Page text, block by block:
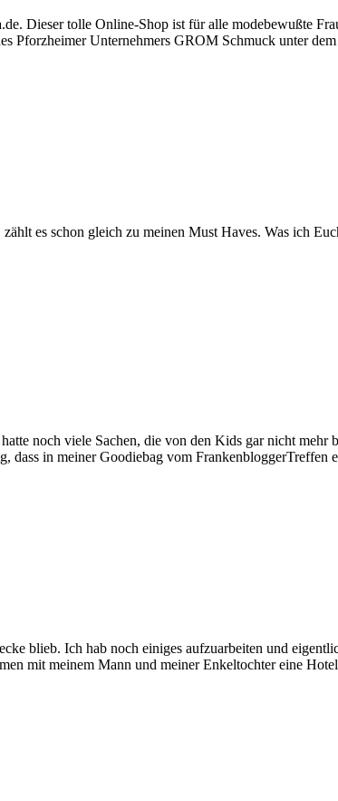
Dieser tolle Online-Shop ist für alle modebewußte
Pforzheimer Unternehmers GROM Schmuck unter
es schon gleich zu meinen Must Haves. Was ich
noch viele Sachen, die von den Kids gar nicht mehr
dass in meiner Goodiebag vom
blieb. Ich hab noch einiges aufzuarbeiten und
mit meinem Mann und meiner Enkeltochter eine